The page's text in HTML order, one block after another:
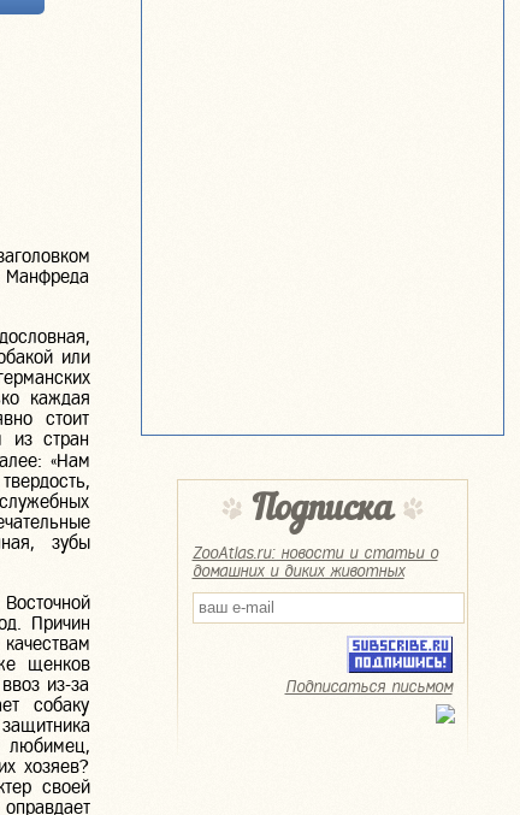
Манфреда
или
каждая
стоит
из стран
«Нам
зубы
Причин
щенков
из-за
собаку
любимец,
хозяев?
своей
Подписка
ZooAtlas.ru: новости и статьи о
домашних и диких животных
Подписаться письмом